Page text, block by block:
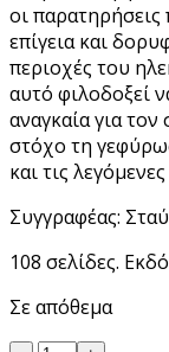
οι
επίγεια και
περιοχές του
αυτό φιλοδοξεί
αναγκαία για
στόχο τη
και τις
Συγγραφέας:
108 σελίδες.
Σε απόθεμα